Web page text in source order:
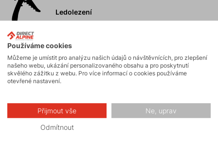
Ledolezení
Skialpinismus
Turistika
Skalní lezení a
Používáme cookies
Můžeme je umístit pro analýzu našich údajů o návštěvnících, pro zlepšení
našeho webu, ukázání personalizovaného obsahu a pro poskytnutí
skvělého zážitku z webu. Pro více informací o cookies používáme
otevřené nastavení.
Přijmout vše Ne, uprav
Odmítnout